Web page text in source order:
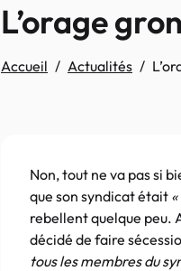
L’orage
Accueil Actualités
Non, tout ne va pas si
que son syndicat était
rebellent quelque peu.
décidé de faire
tous les membres du